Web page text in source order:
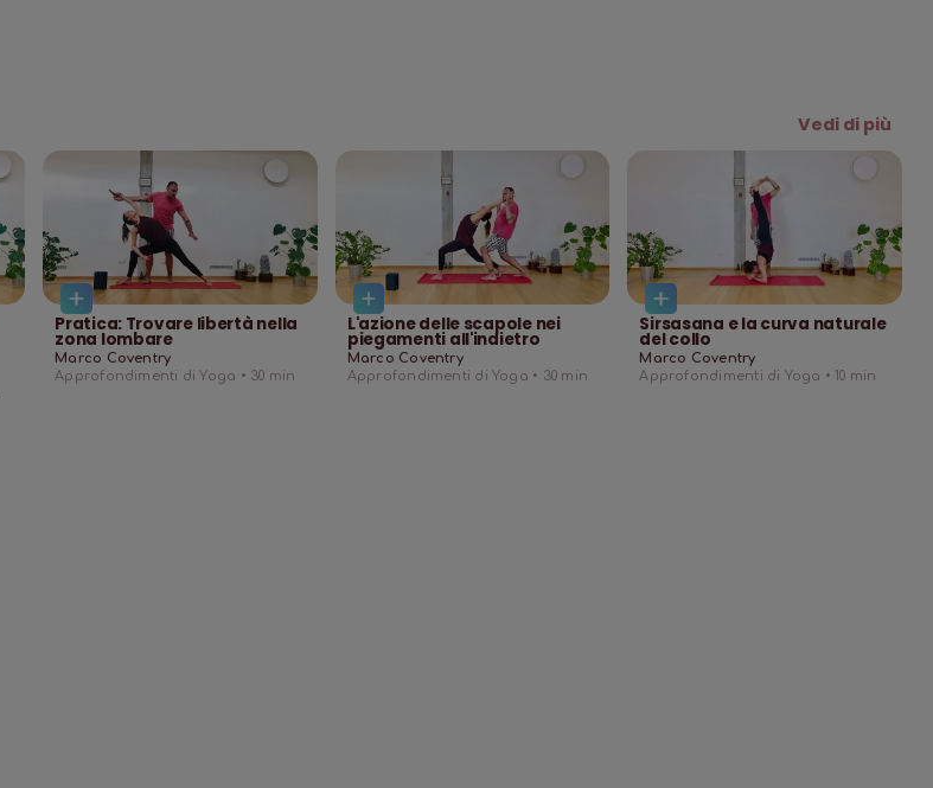
Vedi di più
Pratica: Trovare libertà nella
zona lombare
Marco Coventry
Approfondimenti di Yoga • 30 min
L'azione delle scapole nei
piegamenti all'indietro
Marco Coventry
Approfondimenti di Yoga • 30 min
Sirsasana e la curva naturale
del collo
Marco Coventry
Approfondimenti di Yoga •
10 min